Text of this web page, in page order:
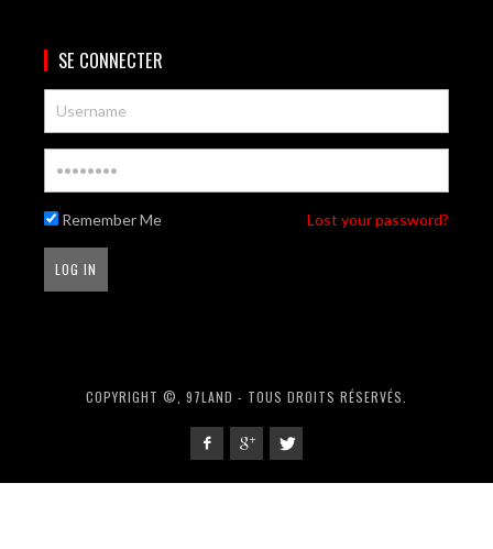
SE CONNECTER
Remember Me Lost your password?
COPYRIGHT ©, 97LAND - TOUS DROITS RÉSERVÉS.